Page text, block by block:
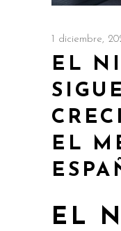
1 diciembre,
EL
SIGUE
EL
EL